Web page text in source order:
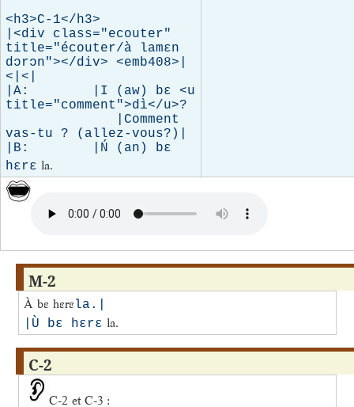
<h3>C-1</h3>
|<div class="ecouter"
title="écouter/à lamɛn
dɔrɔn"></div> <emb408>|
<|<|
|A:        |I (aw) bɛ <u
title="comment">dì</u>?
|Comment
vas-tu ? (allez-vous?)|
|B:        |Ń (an) bɛ
hɛrɛ la.
M-2
À bɛ hɛrɛla.|
|Ù bɛ hɛrɛ la.
C-2
C-2 et C-3 :